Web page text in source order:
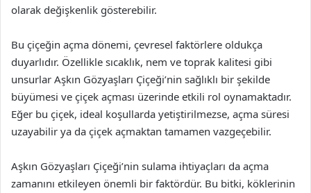
olarak değişkenlik gösterebilir.
Bu çiçeğin açma dönemi, çevresel faktörlere oldukça
duyarlıdır. Özellikle sıcaklık, nem ve toprak kalitesi gibi
unsurlar Aşkın Gözyaşları Çiçeği’nin sağlıklı bir şekilde
büyümesi ve çiçek açması üzerinde etkili rol oynamaktadır.
Eğer bu çiçek, ideal koşullarda yetiştirilmezse, açma süresi
uzayabilir ya da çiçek açmaktan tamamen vazgeçebilir.
Aşkın Gözyaşları Çiçeği’nin sulama ihtiyaçları da açma
zamanını etkileyen önemli bir faktördür. Bu bitki, köklerinin